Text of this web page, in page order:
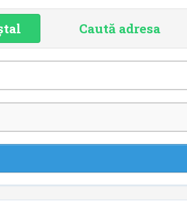
Caută adresa